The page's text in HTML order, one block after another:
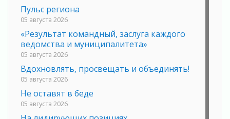
Пульс региона
05 августа 2026
«Результат командный, заслуга каждого
ведомства и муниципалитета»
05 августа 2026
Вдохновлять, просвещать и объединять!
05 августа 2026
Не оставят в беде
05 августа 2026